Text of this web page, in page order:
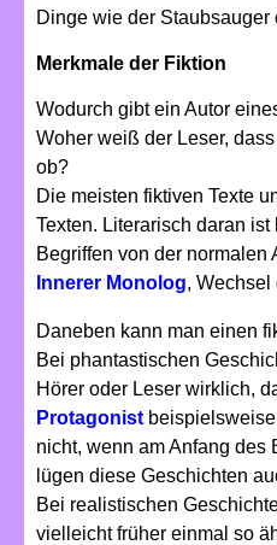
Dinge wie der
Merkmale der Fiktion
Wodurch gibt ein Autor
Woher weiß der Leser,
ob?
Die meisten fiktiven Texte
Texten. Literarisch daran
Begriffen von der
Innerer Monolog, Wechsel
Daneben kann man einen
Bei phantastischen
Hörer oder Leser wirklich,
Protagonist
nicht, wenn am Anfang des
lügen diese Geschichten
Bei realistischen
vielleicht früher einmal so